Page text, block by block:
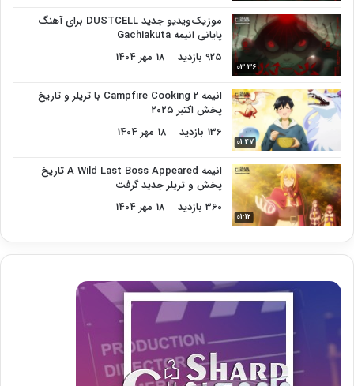
03:36
موزیک‌ویدیو جدید DUSTCELL برای آهنگ
پایانی انیمه Gachiakuta
925 بازدید
18 مهر 1404
01:47
انیمه Campfire Cooking 2 با تریلر و تاریخ
پخش اکتبر ۲۰۲۵
136 بازدید
18 مهر 1404
01:12
انیمه A Wild Last Boss Appeared تاریخ
پخش و تریلر جدید گرفت
360 بازدید
18 مهر 1404